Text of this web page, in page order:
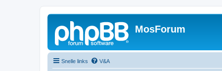
MosForum
Snelle links V&A